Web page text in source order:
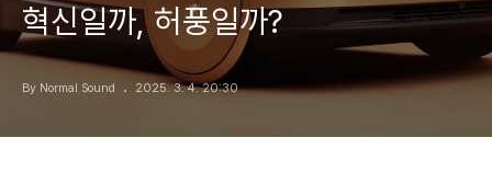
혁신일까, 허풍일까?
By Normal Sound 2025. 3. 4. 20:30